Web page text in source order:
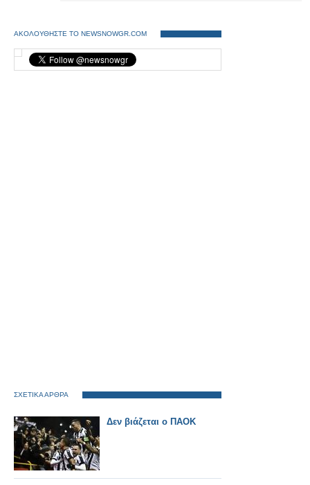
ΑΚΟΛΟΥΘΗΣΤΕ ΤΟ NEWSNOWGR.COM
ΣΧΕΤΙΚΑ ΑΡΘΡΑ
Δεν βιάζεται ο ΠΑΟΚ